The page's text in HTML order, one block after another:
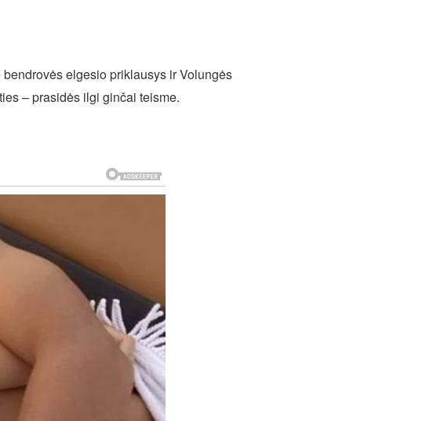
elgesio priklausys ir Volungės
– prasidės ilgi ginčai teisme.